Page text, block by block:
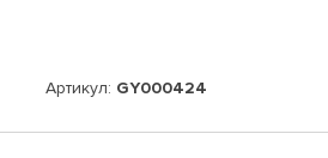
Артикул: GY000424